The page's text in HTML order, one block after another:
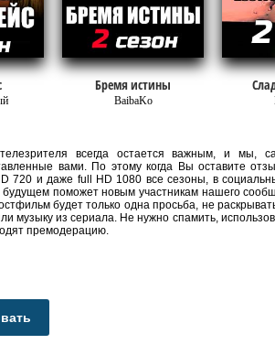
Бремя истины
BaibaKo
всегда остается важным, и мы,
вами. По этому когда Вы оставите
720 и даже full HD 1080 все сезоны, в
поможет новым участникам нашего
будет только одна просьба, не
музыку из сериала. Не нужно спамить,
премодерацию.